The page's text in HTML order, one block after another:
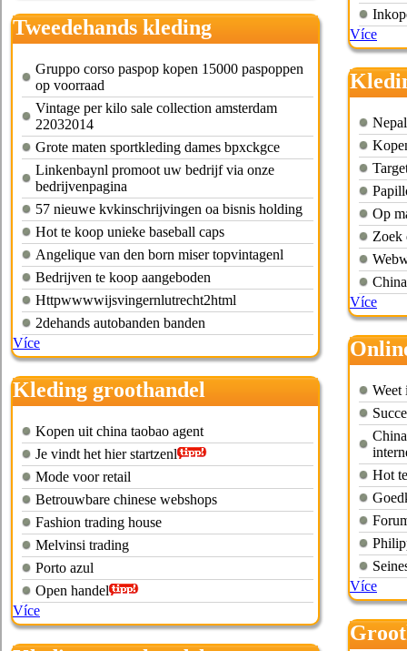
Tweedehands kleding
groothandel utrecht
Gruppo corso paspop kopen 15000 paspoppen
op voorraad
Vintage per kilo sale collection amsterdam
22032014
Grote maten sportkleding dames bpxckgce
Linkenbaynl promoot uw bedrijf via onze
bedrijvenpagina
57 nieuwe kvkinschrijvingen oa bisnis holding
Hot te koop unieke baseball caps
Angelique van den born miser topvintagenl
Bedrijven te koop aangeboden
Httpwwwwijsvingernlutrecht2html
2dehands autobanden banden
Více
Kleding groothandel
kinderkleding
Kopen uit china taobao agent
Je vindt het hier startzenl
Mode voor retail
Betrouwbare chinese webshops
Fashion trading house
Melvinsi trading
Porto azul
Open handel
Více
Více
Op
Zoek
Více
china
Weet
Hot
Více